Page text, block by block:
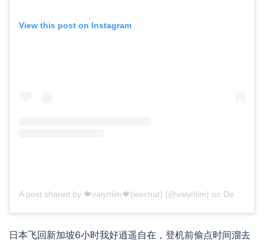
View this post on Instagram
A post shared by 🍁valynlim🍁(wechat) (@valynlim) on Dec 5, 2019 at 5:54pm PST
日本飞回新加坡6小时我好逍遥自在，登机前偷点时间溜去